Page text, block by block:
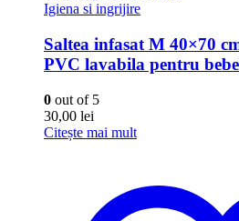
Igiena si ingrijire
Saltea infasat M 40×70
PVC lavabila pentru
0 out of 5
30,00 lei
Citește mai mult